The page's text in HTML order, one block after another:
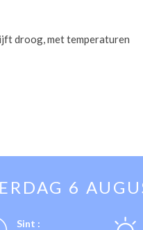
droog, met temperaturen
6
Sint :